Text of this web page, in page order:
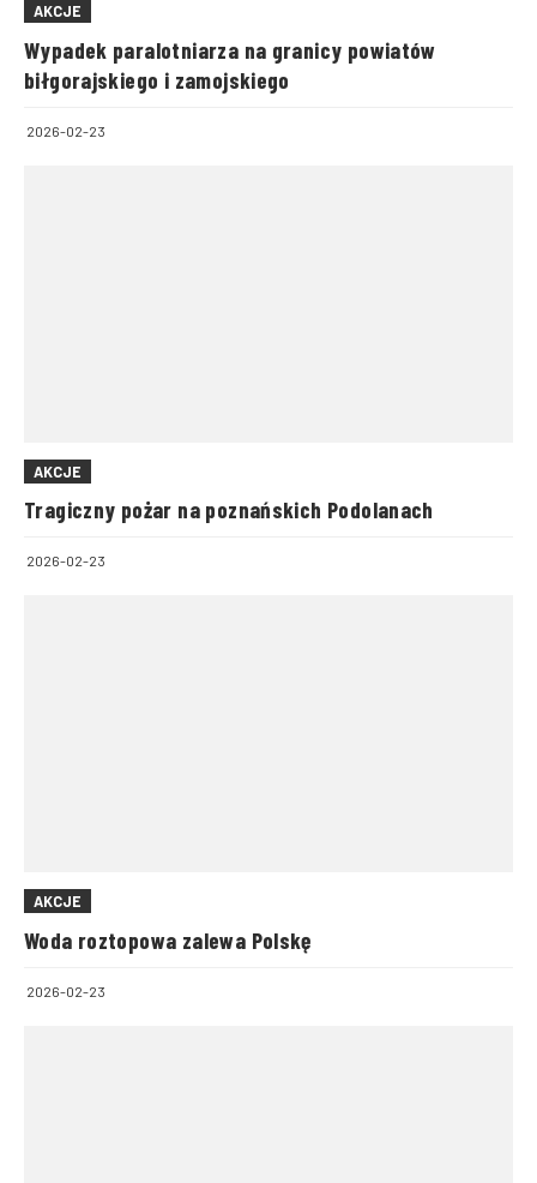
AKCJE
Wypadek paralotniarza na granicy powiatów
biłgorajskiego i zamojskiego
2026-02-23
AKCJE
Tragiczny pożar na poznańskich Podolanach
2026-02-23
AKCJE
Woda roztopowa zalewa Polskę
2026-02-23